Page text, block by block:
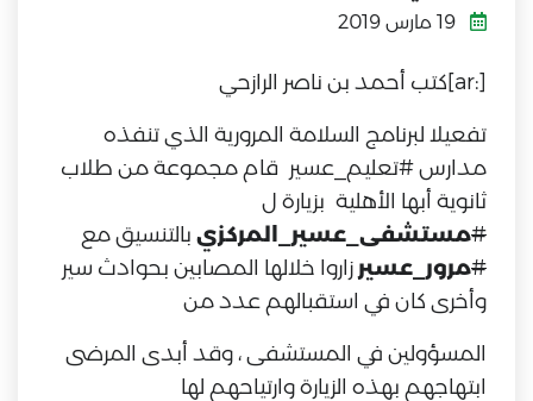
[:ar]كتب أحمد بن ناصر الرازحي
تفعيلا لبرنامج السلامة المرورية الذي تنفذه
مدارس #تعليم_عسير قام مجموعة من طلاب
ثانوية أبها الأهلية بزيارة ل
#مستشفى_عسير_المركزي بالتنسيق مع
#مرور_عسير زاروا خلالها المصابين بحوادث سير
وأخرى كان في استقبالهم عدد من
المسؤولين في المستشفى ، وقد أبدى المرضى
ابتهاجهم بهذه الزيارة وارتياحهم لها